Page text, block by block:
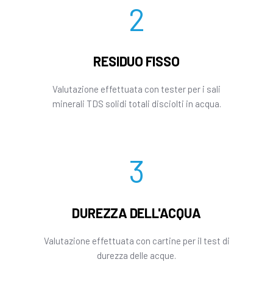
2
RESIDUO FISSO
Valutazione effettuata con tester per i sali
minerali TDS solidi totali disciolti in acqua.
3
DUREZZA DELL'ACQUA
Valutazione effettuata con cartine per il test di
durezza delle acque.